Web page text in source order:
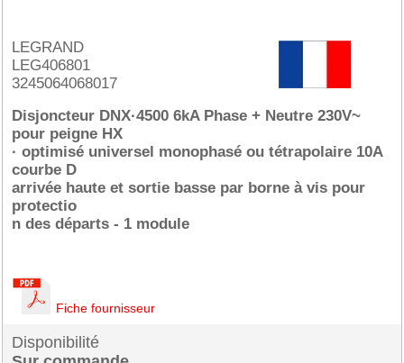
LEGRAND
LEG406801
3245064068017
Disjoncteur DNX·4500 6kA Phase + Neutre 230V~
pour peigne HX
· optimisé universel monophasé ou tétrapolaire 10A
courbe D
arrivée haute et sortie basse par borne à vis pour
protectio
n des départs - 1 module
Fiche fournisseur
Disponibilité